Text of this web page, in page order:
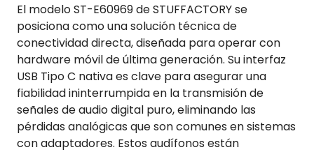
El modelo ST-E60969 de STUFFACTORY se
posiciona como una solución técnica de
conectividad directa, diseñada para operar con
hardware móvil de última generación. Su interfaz
USB Tipo C nativa es clave para asegurar una
fiabilidad ininterrumpida en la transmisión de
señales de audio digital puro, eliminando las
pérdidas analógicas que son comunes en sistemas
con adaptadores. Estos audífonos están